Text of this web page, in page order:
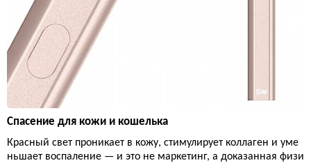
Спасение для кожи и кошелька
Красный свет проникает в кожу, стимулирует коллаген и уме
ньшает воспаление — и это не маркетинг, а доказанная физи